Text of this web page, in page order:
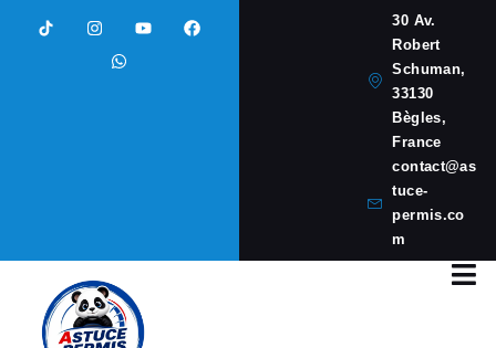
30 Av.
Robert
Schuman,
33130
Bègles,
France
contact@as
tuce-
permis.co
m